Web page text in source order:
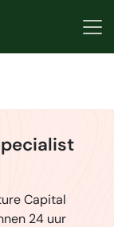
Capital
24 uur